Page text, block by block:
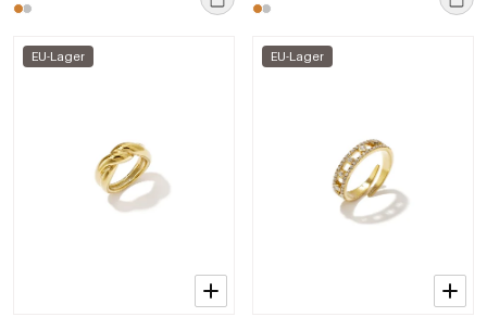
EU-Lager EU-Lager